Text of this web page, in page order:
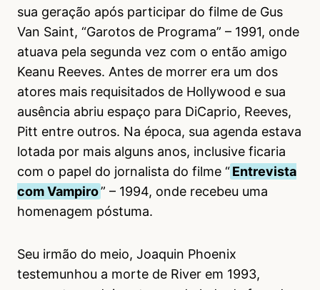
sua geração após participar do filme de Gus
Van Saint, “Garotos de Programa” – 1991, onde
atuava pela segunda vez com o então amigo
Keanu Reeves. Antes de morrer era um dos
atores mais requisitados de Hollywood e sua
ausência abriu espaço para DiCaprio, Reeves,
Pitt entre outros. Na época, sua agenda estava
lotada por mais alguns anos, inclusive ficaria
com o papel do jornalista do filme “Entrevista
com Vampiro” – 1994, onde recebeu uma
homenagem póstuma.
Seu irmão do meio, Joaquin Phoenix
testemunhou a morte de River em 1993,